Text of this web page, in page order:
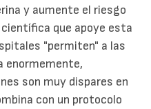
y aumente el riesgo
que apoye esta
"permiten" a las
enormemente,
son muy dispares en
con un protocolo